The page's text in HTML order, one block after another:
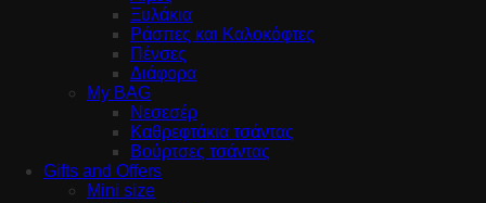
Ξυλάκια
Ράσπες και Καλοκόφτες
Πένσες
Διάφορα
My BAG
Νεσεσέρ
Καθρεφτάκια τσάντας
Βούρτσες τσάντας
Gifts and Offers
Mini size